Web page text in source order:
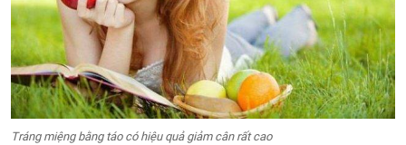
Tráng miệng bằng táo có hiệu quả giảm cân rất cao